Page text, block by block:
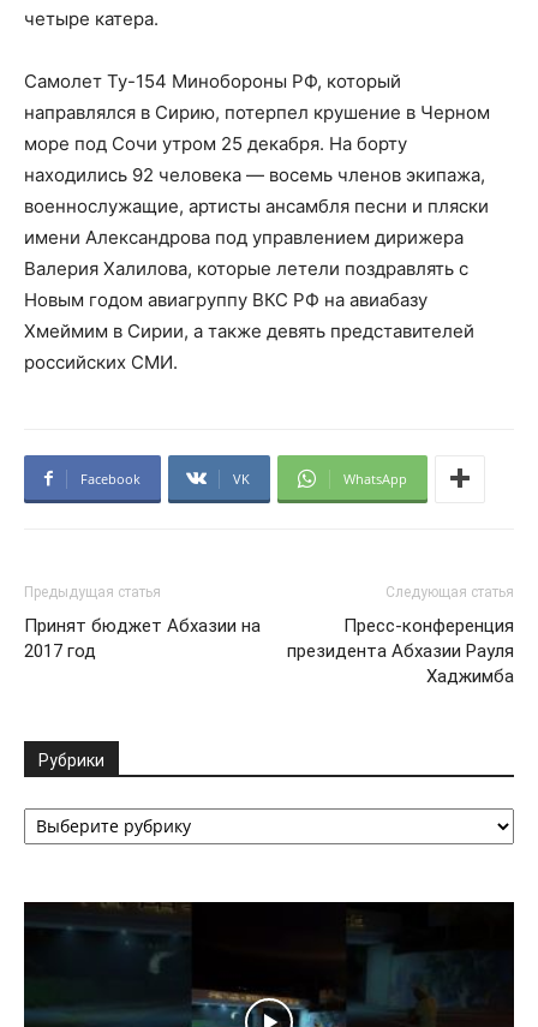
четыре катера.
Самолет Ту-154 Минобороны РФ, который
направлялся в Сирию, потерпел крушение в Черном
море под Сочи утром 25 декабря. На борту
находились 92 человека — восемь членов экипажа,
военнослужащие, артисты ансамбля песни и пляски
имени Александрова под управлением дирижера
Валерия Халилова, которые летели поздравлять с
Новым годом авиагруппу ВКС РФ на авиабазу
Хмеймим в Сирии, а также девять представителей
российских СМИ.
Facebook VK WhatsApp
Предыдущая статья
Принят бюджет Абхазии на
2017 год
Следующая статья
Пресс-конференция
президента Абхазии Рауля
Хаджимба
Рубрики
Рубрики